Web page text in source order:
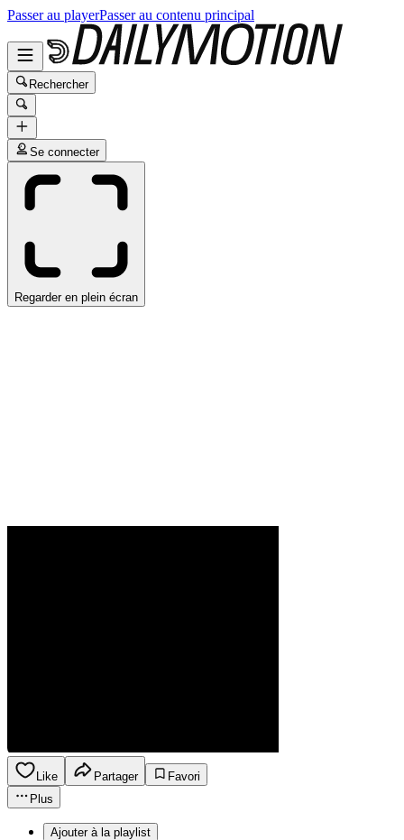
Passer au playerPasser au contenu principal
Rechercher
Se connecter
Regarder en plein écran
Like Partager
Favori
Plus
Ajouter à la playlist